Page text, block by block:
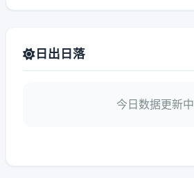
日出日落
今日数据更新中